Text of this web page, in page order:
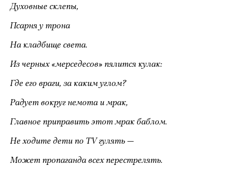
Духовные склепы,
Псарня у трона
На кладбище света.
Из черных «мерседесов» пялится кулак:
Где его враги, за каким углом?
Радует вокруг немота и мрак,
Главное приправить этот мрак баблом.
Не ходите дети по TV гулять —
Может пропаганда всех перестрелять.